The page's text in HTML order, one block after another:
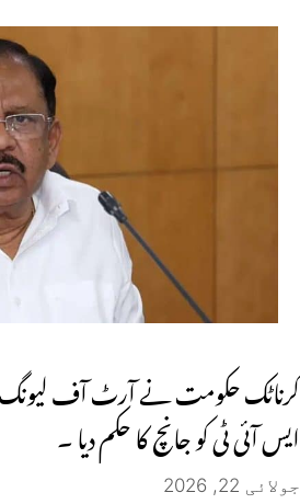
کرناٹک حکومت نے آرٹ آف لیونگ
ایس آئی ٹی کو جانچ کا حکم دیا ۔
جولائی 22, 2026